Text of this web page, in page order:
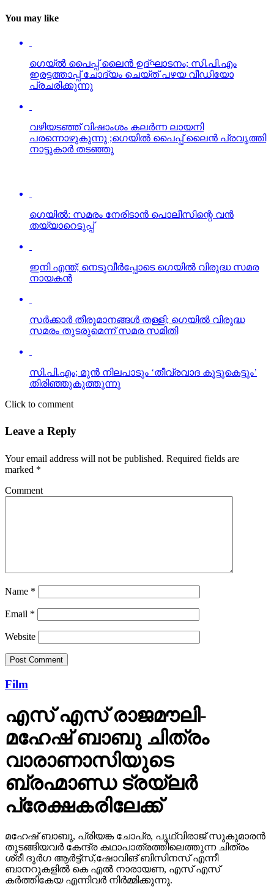
You may like
ഗെയ്ല്‍ പൈപ്പ് ലൈന്‍ ഉദ്ഘാടനം; സി.പി.എം
ഇരട്ടത്താപ്പ് ചോദ്യം ചെയ്ത് പഴയ വീഡിയോ
പ്രചരിക്കുന്നു
വഴിയടഞ്ഞ് വിഷാംശം കലര്‍ന്ന ലായനി
പരന്നൊഴുകുന്നു ;ഗെയില്‍ പൈപ്പ് ലൈന്‍ പ്രവൃത്തി
നാട്ടുകാര്‍ തടഞ്ഞു
തയ്യാറെടുപ്പ്
നായകന്‍
സമരം തുടരുമെന്ന് സമര സമിതി
തിരിഞ്ഞുകുത്തുന്നു
Click to comment
Leave a Reply
Your email address will not be published.
Comment
Email *
Website
Film
എസ് എസ് രാജമൗലി-
മഹേഷ് ബാബു ചിത്രം
വാരാണാസിയുടെ
ബ്രഹ്മാണ്ഡ ട്രയ്ലർ
പ്രേക്ഷകരിലേക്ക്
മഹേഷ് ബാബു, പ്രിയങ്ക ചോപ്ര, പൃഥ്വിരാജ് സുകുമാരൻ
ശ്രീ ദുർഗ ആർട്ട്സ്,ഷോവിങ് ബിസിനസ് എന്നീ
ബാനറുകളിൽ കെ എൽ നാരായണ, എസ് എസ്
കർത്തികേയ എന്നിവർ നിർമ്മിക്കുന്നു.